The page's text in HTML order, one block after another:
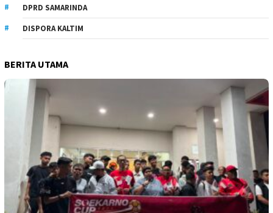
DPRD SAMARINDA
DISPORA KALTIM
BERITA UTAMA